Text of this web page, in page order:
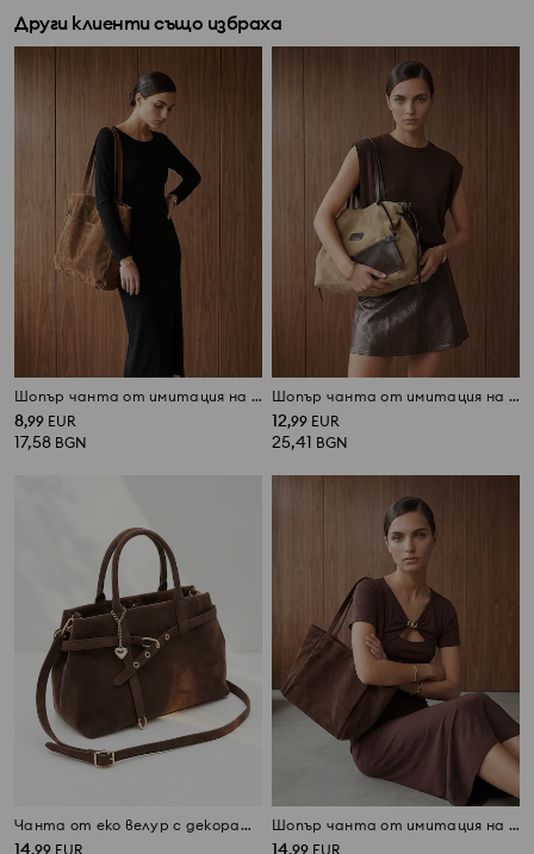
Други клиенти също избраха
Шопър чанта от имитация на велур
8,99 EUR
17,58 BGN
Шопър чанта от имитация на велур с козметичен несесер
12,99 EUR
25,41 BGN
Чанта от еко велур с декоративен висулка
14,99 EUR
Шопър чанта от имитация на велур
14,99 EUR